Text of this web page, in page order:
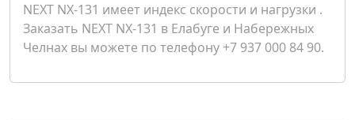
NEXT NX-131 имеет индекс скорости и нагрузки .
Заказать NEXT NX-131 в Елабуге и Набережных
Челнах вы можете по телефону +7 937 000 84 90.